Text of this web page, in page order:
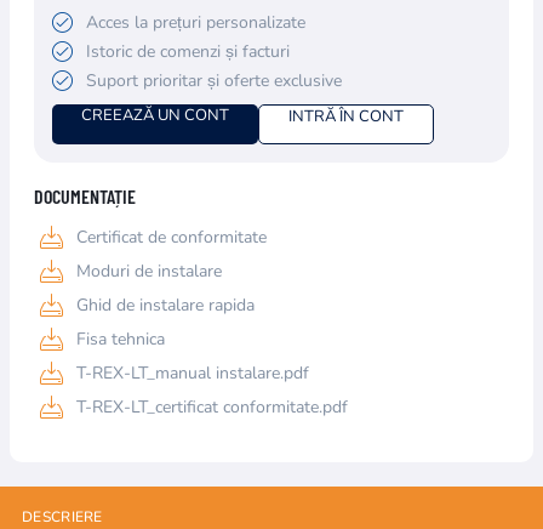
Acces la prețuri personalizate
Istoric de comenzi și facturi
Suport prioritar și oferte exclusive
CREEAZĂ UN CONT INTRĂ ÎN CONT
DOCUMENTAȚIE
Certificat de conformitate
Moduri de instalare
Ghid de instalare rapida
Fisa tehnica
T-REX-LT_manual instalare.pdf
T-REX-LT_certificat conformitate.pdf
DESCRIERE